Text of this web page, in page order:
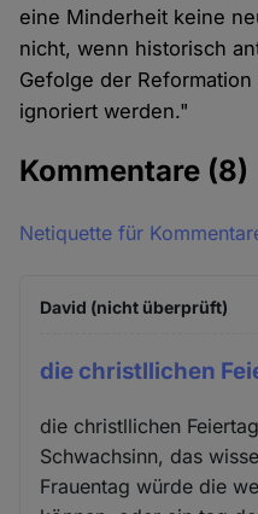
eine Minderheit keine
nicht, wenn historisch
Gefolge der
ignoriert werden."
Kommentare (8)
Netiquette für
David (nicht überprüft)
die christllichen
die christllichen
Schwachsinn, das
Frauentag würde die